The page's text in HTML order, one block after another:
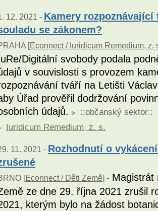
12. 2021 - Kamery
se zákonem?
[Econnect / Iuridicum Remedium, z.
Digitální svobody podala
v souvislosti s provozem
tváří na Letišti
Úřad prověřil dodržování
údajů.
::občanský sektor::
Iuridicum Remedium, z. s.
11. 2021 - Rozhodnutí o
[Econnect / Děti Země] - Magistrát
ze dne 29. října 2021 zrušil
kterým bylo na žádost